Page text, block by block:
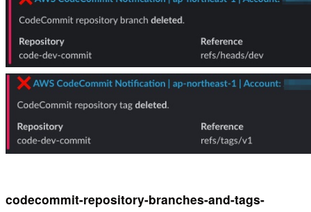
codecommit-repository-branches-and-tags-